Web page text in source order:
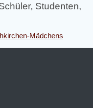
Studenten,
Mädchens